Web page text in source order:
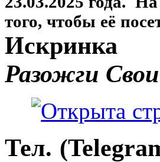
того, чтобы её
Искринка
Разожги
Тел.